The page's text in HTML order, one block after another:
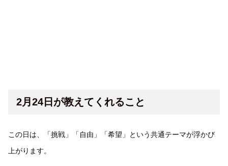
2月24日が教えてくれること
この日は、「挑戦」「自由」「希望」という共通テーマが浮かび
上がります。